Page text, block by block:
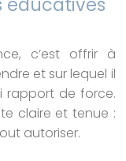
c’est offrir à
et sur lequel il
rapport de force.
claire et tenue :
autoriser.